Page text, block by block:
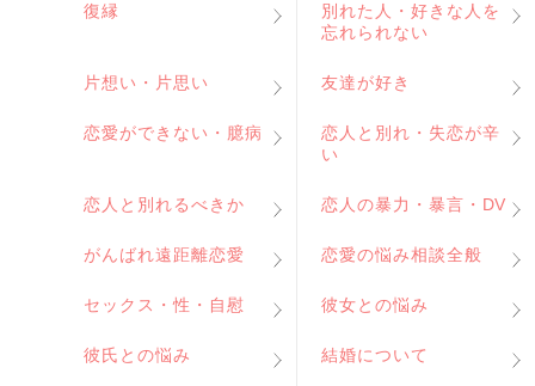
復縁
別れた人・好きな人を
忘れられない
片想い・片思い 友達が好き
恋愛ができない・臆病
恋人と別れ・失恋が辛
い
恋人と別れるべきか 恋人の暴力・暴言・DV
がんばれ遠距離恋愛 恋愛の悩み相談全般
セックス・性・自慰 彼女との悩み
彼氏との悩み 結婚について